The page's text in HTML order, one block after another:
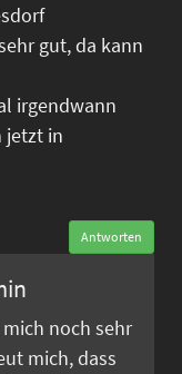
gut, da kann
irgendwann
jetzt in
Antworten
noch sehr
mich, dass